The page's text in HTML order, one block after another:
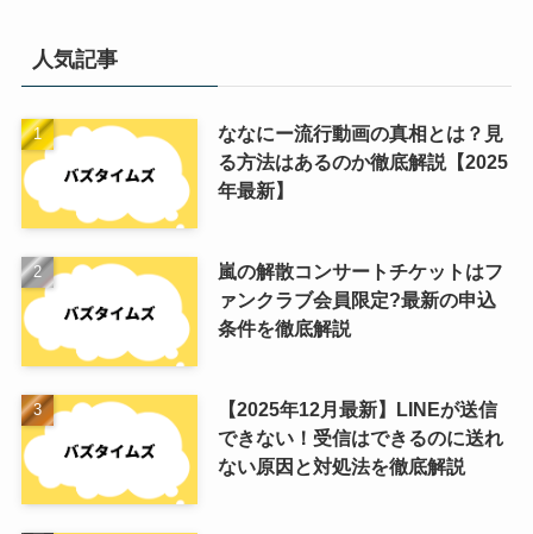
人気記事
ななにー流行動画の真相とは？見
る方法はあるのか徹底解説【2025
年最新】
嵐の解散コンサートチケットはフ
ァンクラブ会員限定?最新の申込
条件を徹底解説
【2025年12月最新】LINEが送信
できない！受信はできるのに送れ
ない原因と対処法を徹底解説